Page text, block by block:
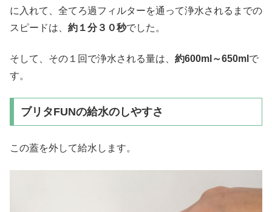
に入れて、全てろ過フィルターを通って浄水されるまでの
スピードは、 約１分３０秒でした。
そして、その１回で浄水される量は、 約600ml～650ml で
す。
ブリタFUNの給水のしやすさ
この蓋を外して給水します。